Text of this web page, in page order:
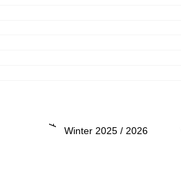
Winter 2025 / 2026